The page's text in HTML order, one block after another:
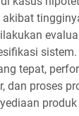
akibat
tepat,
dan proses